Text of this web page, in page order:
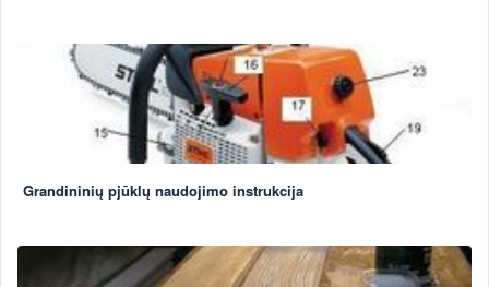
Grandininių pjūklų naudojimo instrukcija